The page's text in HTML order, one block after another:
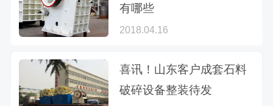
有哪些
2018.04.16
喜讯！山东客户成套石料
破碎设备整装待发